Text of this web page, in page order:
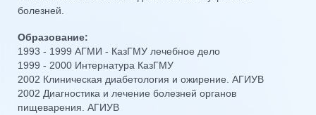
болезней.
Образование:
1993 - 1999 АГМИ - КазГМУ лечебное дело
1999 - 2000 Интернатура КазГМУ
2002 Клиническая диабетология и ожирение. АГИУВ
2002 Диагностика и лечение болезней органов
пищеварения. АГИУВ